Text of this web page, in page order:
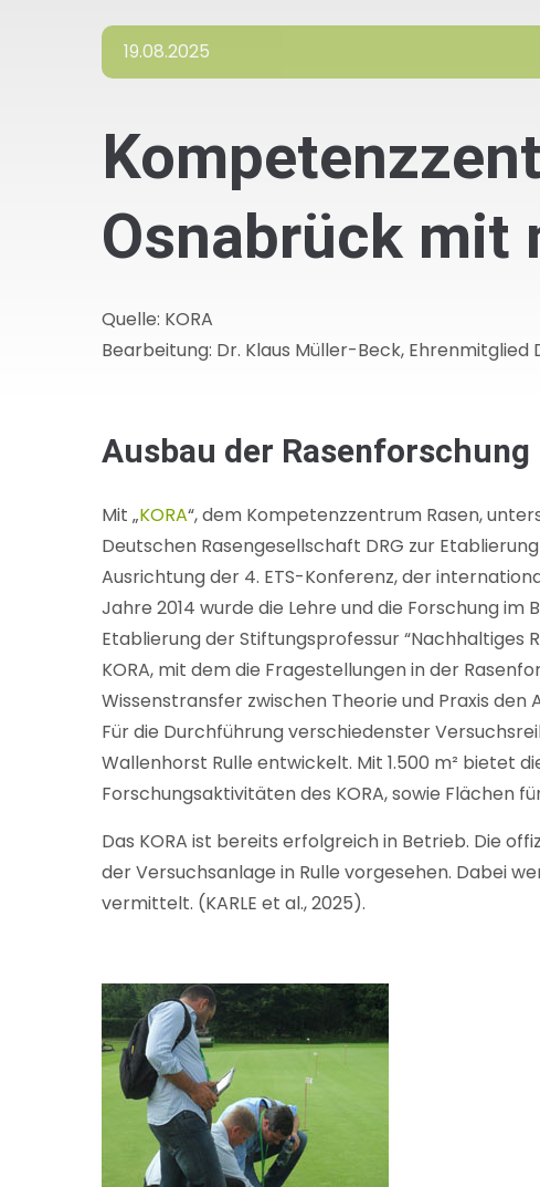
19.08.2025
Osnabrück mit
Quelle: KORA
Bearbeitung: Dr. Klaus Müller-Beck, Ehrenmitglied
Ausbau der Rasenforschung
Mit „KORA“, dem Kompetenzzentrum Rasen,
Deutschen Rasengesellschaft DRG zur
Ausrichtung der 4. ETS-Konferenz, der
Jahre 2014 wurde die Lehre und die Forschung
Etablierung der Stiftungsprofessur
KORA, mit dem die Fragestellungen in der
Wissenstransfer zwischen Theorie und Praxis
Für die Durchführung verschiedenster
Wallenhorst Rulle entwickelt. Mit 1.500 m² bietet
Forschungsaktivitäten des KORA, sowie Flächen
Das KORA ist bereits erfolgreich in Betrieb. Die
der Versuchsanlage in Rulle vorgesehen. Dabei
vermittelt. (KARLE et al., 2025).